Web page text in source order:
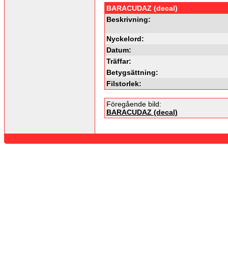
BARACUDAZ (decal)
Beskrivning:
Nyckelord:
Datum:
Träffar:
Betygsättning:
Filstorlek:
Föregående bild:
BARACUDAZ (decal)